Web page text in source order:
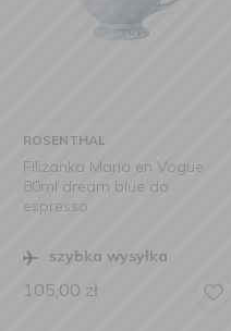
ROSENTHAL
Filiżanka Maria en Vogue
80ml dream blue do
espresso
szybka wysyłka
105,00 zł